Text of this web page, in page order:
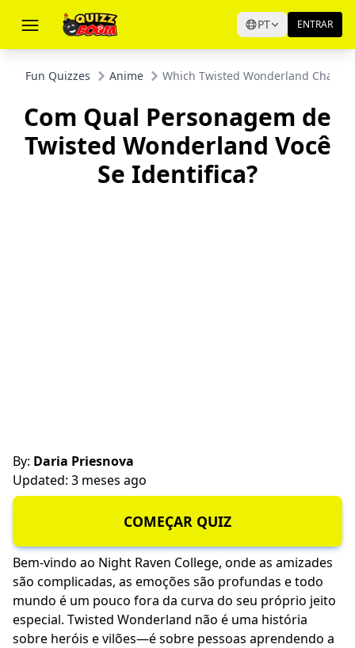
PT ENTRAR
Fun Quizzes Anime Which Twisted Wonderland
Com Qual Personagem de
Twisted Wonderland Você
Se Identifica?
By: Daria Priesnova
Updated: 3 meses ago
COMEÇAR QUIZ
Bem-vindo ao Night Raven College, onde as amizades
são complicadas, as emoções são profundas e todo
mundo é um pouco fora da curva do seu próprio jeito
especial. Twisted Wonderland não é uma história
sobre heróis e vilões—é sobre pessoas aprendendo a